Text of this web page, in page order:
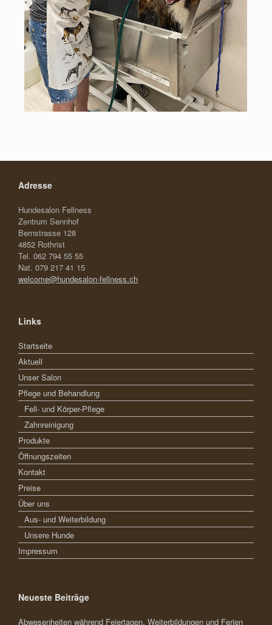
Adresse
Hundesalon Fellness
Zentrum Sennhof
Bernstrasse 128
4852 Rothrist
Tel. 062 794 55 55
Nat. 079 217 41 15
welcome@hundesalon-fellness.ch
Links
Startseite
Aktuell
Unser Salon
Pflege und Behandlung
Fell- und Körper-Pflege
Zahnreinigung
Produkte
Öffnungszeiten
Kontakt
Preise
Über uns
Aus- und Weiterbildung
Unsere Hunde
Impressum
Neueste Beiträge
Abwesenheiten während Feiertagen, Weiterbildungen und Ferien